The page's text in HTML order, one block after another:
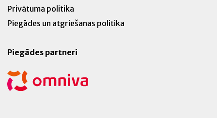
Privātuma politika
Piegādes un atgriešanas politika
Piegādes partneri